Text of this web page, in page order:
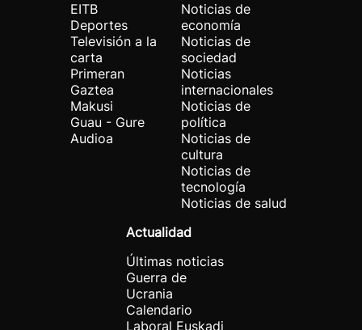
EITB
Deportes
Televisión a la
carta
Primeran
Gaztea
Makusi
Guau - Gure
Audioa
Noticias de
economía
Noticias de
sociedad
Noticias
internacionales
Noticias de
política
Noticias de
cultura
Noticias de
tecnología
Noticias de salud
Actualidad
Últimas noticias
Guerra de
Ucrania
Calendario
Laboral Euskadi